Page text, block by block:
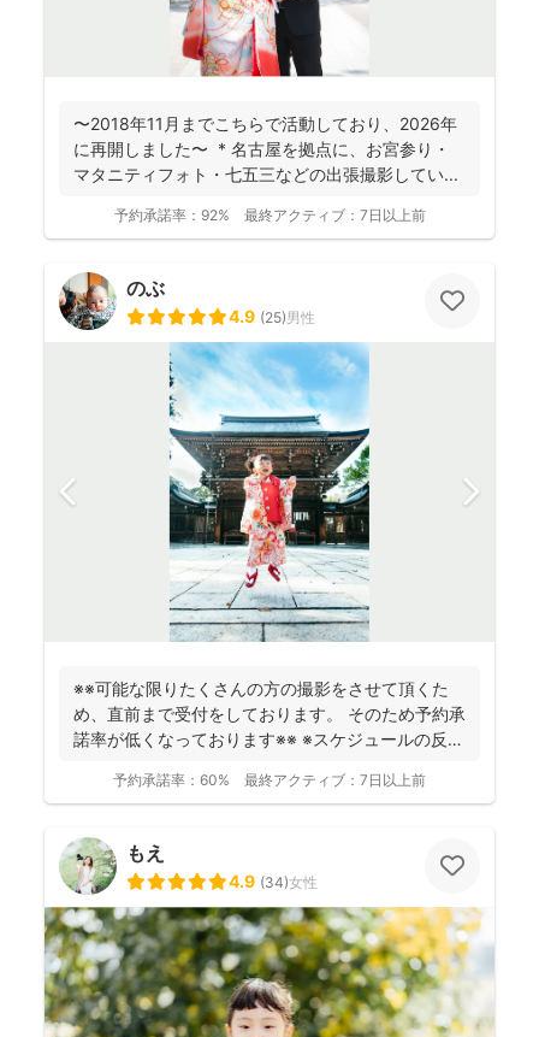
〜2018年11月までこちらで活動しており、2026年
に再開しました〜 * 名古屋を拠点に、お宮参り・
マタニティフォト・七五三などの出張撮影してい...
予約承諾率： 92% 最終アクティブ： 7日以上前
のぶ
4.9 (25)男性
※※可能な限りたくさんの方の撮影をさせて頂くた
め、直前まで受付をしております。 そのため予約承
諾率が低くなっております※※ ※スケジュールの反映
予約承諾率： 60% 最終アクティブ： 7日以上前
もえ
4.9 (34)女性